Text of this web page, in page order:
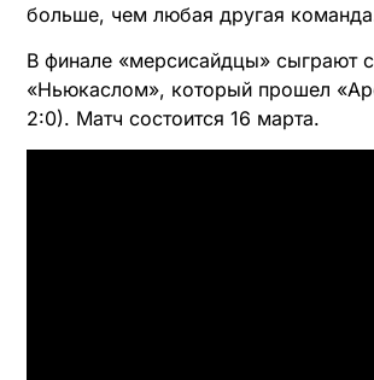
больше, чем любая другая
В финале «мерсисайдцы» сыграют с
«Ньюкаслом», который прошел
2:0). Матч состоится 16 марта.